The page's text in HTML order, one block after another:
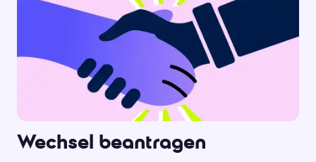
Wechsel beantragen